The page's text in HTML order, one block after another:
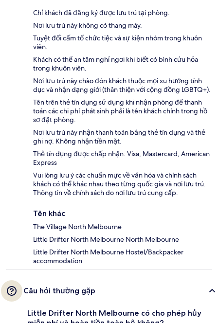
Chỉ khách đã đăng ký được lưu trú tại phòng.
Nơi lưu trú này không có thang máy.
Tuyệt đối cấm tổ chức tiệc và sự kiện nhóm trong khuôn
viên.
Khách có thể an tâm nghỉ ngơi khi biết có bình cứu hỏa
trong khuôn viên.
Nơi lưu trú này chào đón khách thuộc mọi xu hướng tính
dục và nhận dạng giới (thân thiện với cộng đồng LGBTQ+).
Tên trên thẻ tín dụng sử dụng khi nhận phòng để thanh
toán các chi phí phát sinh phải là tên khách chính trong hồ
sơ đặt phòng.
Nơi lưu trú này nhận thanh toán bằng thẻ tín dụng và thẻ
ghi nợ. Không nhận tiền mặt.
Thẻ tín dụng được chấp nhận: Visa, Mastercard, American
Express
Vui lòng lưu ý các chuẩn mực về văn hóa và chính sách
khách có thể khác nhau theo từng quốc gia và nơi lưu trú.
Thông tin về chính sách do nơi lưu trú cung cấp.
Tên khác
The Village North Melbourne
Little Drifter North Melbourne North Melbourne
Little Drifter North Melbourne Hostel/Backpacker
accommodation
Câu hỏi thường gặp
Little Drifter North Melbourne có cho phép hủy